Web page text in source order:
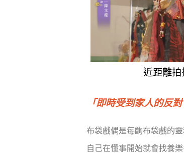
近距離拍
「即時受到家人的反
布袋戲偶是每齣布袋戲的
自己在懂事開始就會找養